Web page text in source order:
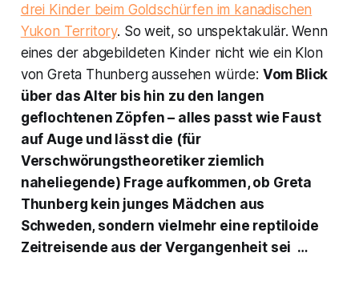
drei Kinder beim Goldschürfen im kanadischen
Yukon Territory. So weit, so unspektakulär. Wenn
eines der abgebildeten Kinder nicht wie ein Klon
von Greta Thunberg aussehen würde: Vom Blick
über das Alter bis hin zu den langen
geflochtenen Zöpfen – alles passt wie Faust
auf Auge und lässt die (für
Verschwörungstheoretiker ziemlich
naheliegende) Frage aufkommen, ob Greta
Thunberg kein junges Mädchen aus
Schweden, sondern vielmehr eine reptiloide
Zeitreisende aus der Vergangenheit sei …